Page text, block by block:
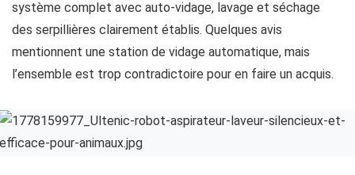
système complet avec auto-vidage, lavage et séchage
des serpillières clairement établis. Quelques avis
mentionnent une station de vidage automatique, mais
l’ensemble est trop contradictoire pour en faire un acquis.